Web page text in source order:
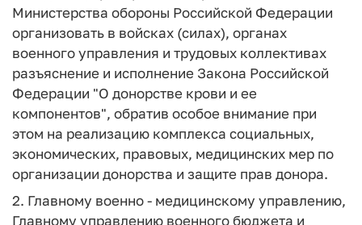
Министерства обороны Российской Федерации
организовать в войсках (силах), органах
военного управления и трудовых коллективах
разъяснение и исполнение Закона Российской
Федерации "О донорстве крови и ее
компонентов", обратив особое внимание при
этом на реализацию комплекса социальных,
экономических, правовых, медицинских мер по
организации донорства и защите прав донора.
2. Главному военно - медицинскому управлению,
Главному управлению военного бюджета и